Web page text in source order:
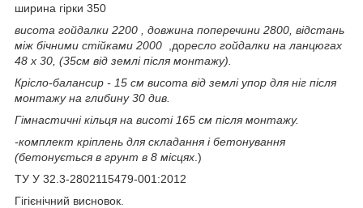
ширина гірки 350
висота гойдалки 2200 , довжина поперечини 2800, відстань
між бічними стійками 2000
,доресло гойдалки на ланцюгах
48 х 30, (35см від землі після монтажу).
Крісло-балансир - 15 см висота від землі упор для ніг після
монтажу на глибину 30 див.
Гімнастичні кільця на висоті 165 см після монтажу.
-комплект кріплень для складання і бетонування
(бетонується в грунт в 8 місцях .)
ТУ У 32.3-2802115479-001:2012
Гігієнічний висновок.